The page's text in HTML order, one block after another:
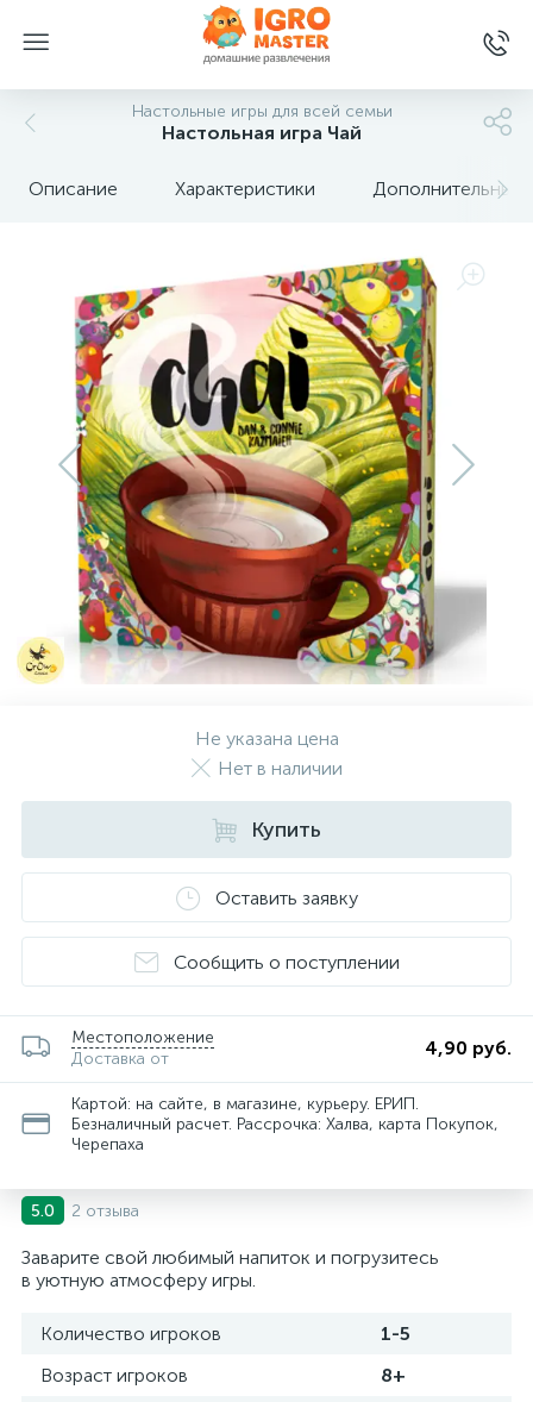
Настольные игры для всей семьи
Настольная игра Чай
Описание Характеристики Дополнительные
Не указана цена
Нет в наличии
Купить
Оставить заявку
Сообщить о поступлении
Местоположение
Доставка от
4,90 руб.
Картой: на сайте, в магазине, курьеру. ЕРИП.
Безналичный расчет. Рассрочка: Халва, карта Покупок,
Черепаха
5.0 2 отзыва
Заварите свой любимый напиток и погрузитесь
в уютную атмосферу игры.
Количество игроков
1-5
Возраст игроков
8+